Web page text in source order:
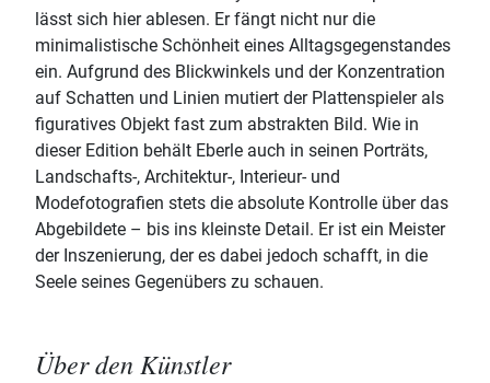
lässt sich hier ablesen. Er fängt nicht nur die
minimalistische Schönheit eines Alltagsgegenstandes
ein. Aufgrund des Blickwinkels und der Konzentration
auf Schatten und Linien mutiert der Plattenspieler als
figuratives Objekt fast zum abstrakten Bild. Wie in
dieser Edition behält Eberle auch in seinen Porträts,
Landschafts-, Architektur-, Interieur- und
Modefotografien stets die absolute Kontrolle über das
Abgebildete – bis ins kleinste Detail. Er ist ein Meister
der Inszenierung, der es dabei jedoch schafft, in die
Seele seines Gegenübers zu schauen.
Über den Künstler